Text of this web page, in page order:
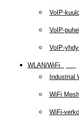
VoIP-
VoIP-
VoIP-
WLAN/WiFi
Industrial
WiFi Mesh
WiFi-